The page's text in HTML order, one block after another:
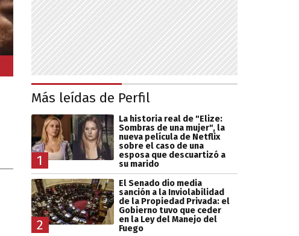
Más leídas de Perfil
1
La historia real de "Elize:
Sombras de una mujer", la
nueva película de Netflix
sobre el caso de una
esposa que descuartizó a
su marido
2
El Senado dio media
sanción a la Inviolabilidad
de la Propiedad Privada: el
Gobierno tuvo que ceder
en la Ley del Manejo del
Fuego